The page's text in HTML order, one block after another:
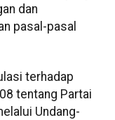
dan
pasal-pasal
terhadap
tentang Partai
Undang-